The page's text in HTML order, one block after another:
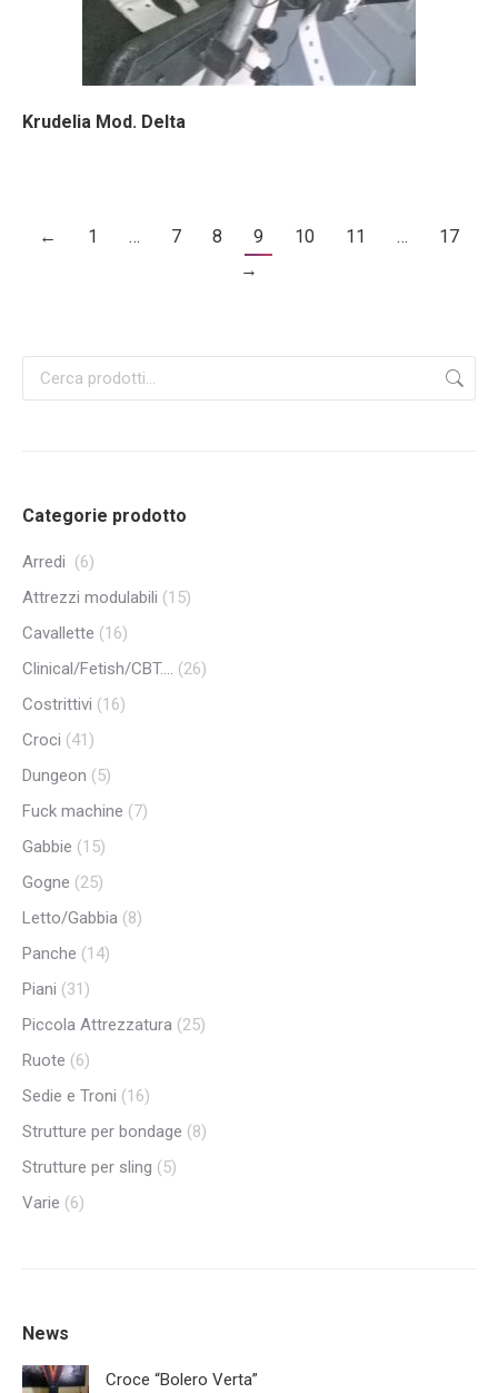
Krudelia Mod. Delta
← 1 … 7 8 9 10 11 …
17
→
Categorie prodotto
Arredi (6)
Attrezzi modulabili (15)
Cavallette (16)
Clinical/Fetish/CBT.... (26)
Costrittivi (16)
Croci (41)
Dungeon (5)
Fuck machine (7)
Gabbie (15)
Gogne (25)
Letto/Gabbia (8)
Panche (14)
Piani (31)
Piccola Attrezzatura (25)
Ruote (6)
Sedie e Troni (16)
Strutture per bondage (8)
Strutture per sling (5)
Varie (6)
News
Croce “Bolero Verta”